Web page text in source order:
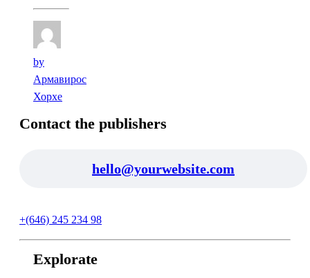
by
Армавирос
Хорхе
Contact the publishers
hello@yourwebsite.com
+(646) 245 234 98
Explorate